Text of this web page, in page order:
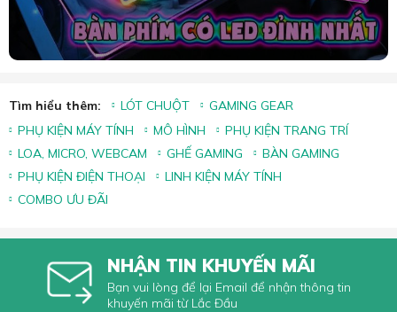
Tìm hiểu thêm: LÓT CHUỘT
GAMING GEAR
PHỤ KIỆN MÁY TÍNH
MÔ HÌNH
PHỤ KIỆN TRANG TRÍ
LOA, MICRO, WEBCAM
GHẾ GAMING
BÀN GAMING
PHỤ KIỆN ĐIỆN THOẠI
LINH KIỆN MÁY TÍNH
COMBO ƯU ĐÃI
NHẬN TIN KHUYẾN MÃI
Bạn vui lòng để lại Email để nhận thông tin
khuyến mãi từ Lắc Đầu